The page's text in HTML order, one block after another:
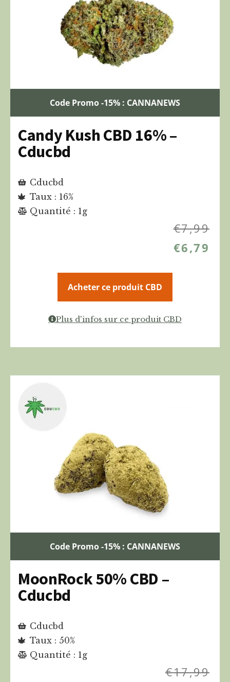
Code Promo -15% : CANNANEWS
Candy Kush CBD 16% –
Cducbd
Cducbd
Taux : 16%
Quantité : 1g
€7,99
€6,79
Acheter ce produit CBD
Plus d'infos sur ce produit CBD
Code Promo -15% : CANNANEWS
MoonRock 50% CBD –
Cducbd
Cducbd
Taux : 50%
Quantité : 1g
€17,99